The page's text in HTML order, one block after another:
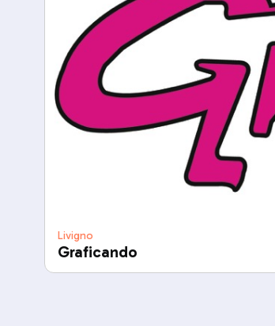
Livigno
Graficando